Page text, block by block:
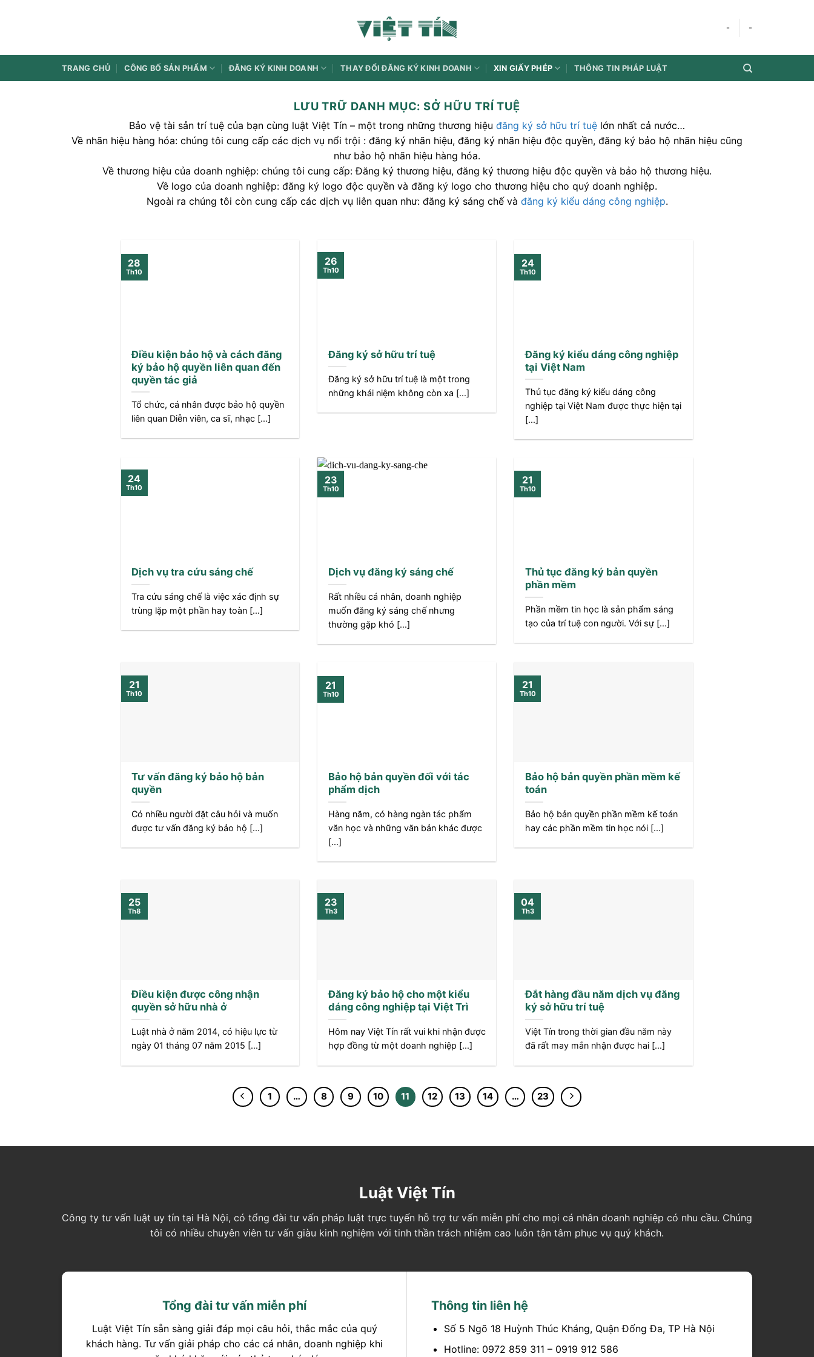
dung
- -
TRANG CHỦ CÔNG BỐ SẢN PHẨM ĐĂNG KÝ KINH DOANH THAY ĐỔI ĐĂNG KÝ KINH DOANH XIN GIẤY PHÉP THÔNG TIN PHÁP LUẬT
LƯU TRỮ DANH MỤC:SỞ HỮU TRÍ TUỆ
Bảo vệ tài sản trí tuệ của bạn cùng luật Việt Tín – một trong những thương hiệu đăng ký sở hữu trí tuệ lớn nhất cả nước…
Về nhãn hiệu hàng hóa: chúng tôi cung cấp các dịch vụ nổi trội : đăng ký nhãn hiệu, đăng ký nhãn hiệu độc quyền, đăng ký bảo hộ nhãn hiệu cũng
như bảo hộ nhãn hiệu hàng hóa.
Về thương hiệu của doanh nghiệp: chúng tôi cung cấp: Đăng ký thương hiệu, đăng ký thương hiệu độc quyền và bảo hộ thương hiệu.
Về logo của doanh nghiệp: đăng ký logo độc quyền và đăng ký logo cho thương hiệu cho quý doanh nghiệp.
Ngoài ra chúng tôi còn cung cấp các dịch vụ liên quan như: đăng ký sáng chế và đăng ký kiểu dáng công nghiệp.
Điều kiện bảo hộ và cách đăng
ký bảo hộ quyền liên quan đến
quyền tác giả
Tổ chức, cá nhân được bảo hộ quyền
liên quan Diễn viên, ca sĩ, nhạc [...]
28
Th10
Đăng ký sở hữu trí tuệ
Đăng ký sở hữu trí tuệ là một trong
những khái niệm không còn xa [...]
26
Th10
Đăng ký kiểu dáng công nghiệp
tại Việt Nam
Thủ tục đăng ký kiểu dáng công
nghiệp tại Việt Nam được thực hiện tại
[...]
24
Th10
Dịch vụ tra cứu sáng chế
Tra cứu sáng chế là việc xác định sự
trùng lặp một phần hay toàn [...]
24
Th10
Dịch vụ đăng ký sáng chế
Rất nhiều cá nhân, doanh nghiệp
muốn đăng ký sáng chế nhưng
thường gặp khó [...]
23
Th10
Thủ tục đăng ký bản quyền
phần mềm
Phần mềm tin học là sản phẩm sáng
tạo của trí tuệ con người. Với sự [...]
21
Th10
Tư vấn đăng ký bảo hộ bản
quyền
Có nhiều người đặt câu hỏi và muốn
được tư vấn đăng ký bảo hộ [...]
21
Th10
Bảo hộ bản quyền đối với tác
phẩm dịch
Hàng năm, có hàng ngàn tác phẩm
văn học và những văn bản khác được
[...]
21
Th10
Bảo hộ bản quyền phần mềm kế
toán
Bảo hộ bản quyền phần mềm kế toán
hay các phần mềm tin học nói [...]
21
Th10
Điều kiện được công nhận
quyền sở hữu nhà ở
Luật nhà ở năm 2014, có hiệu lực từ
ngày 01 tháng 07 năm 2015 [...]
25
Th8
Đăng ký bảo hộ cho một kiểu
dáng công nghiệp tại Việt Trì
Hôm nay Việt Tín rất vui khi nhận được
hợp đồng từ một doanh nghiệp [...]
23
Th3
Đắt hàng đầu năm dịch vụ đăng
ký sở hữu trí tuệ
Việt Tín trong thời gian đầu năm này
đã rất may mắn nhận được hai [...]
04
Th3
1 … 8 9 10 11 12 13 14 … 23
Luật Việt Tín
Công ty tư vấn luật uy tín tại Hà Nội, có tổng đài tư vấn pháp luật trực tuyến hỗ trợ tư vấn miễn phí cho mọi cá nhân doanh nghiệp có nhu cầu. Chúng
tôi có nhiều chuyên viên tư vấn giàu kinh nghiệm với tinh thần trách nhiệm cao luôn tận tâm phục vụ quý khách.
Tổng đài tư vấn miễn phí
Luật Việt Tín sẵn sàng giải đáp mọi câu hỏi, thắc mắc của quý
khách hàng. Tư vấn giải pháp cho các cá nhân, doanh nghiệp khi
Thông tin liên hệ
Số 5 Ngõ 18 Huỳnh Thúc Kháng, Quận Đống Đa, TP Hà Nội
Hotline: 0972 859 311 – 0919 912 586